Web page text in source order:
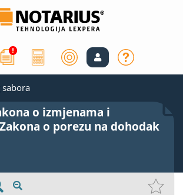
o izmjenama i
o porezu na dohodak